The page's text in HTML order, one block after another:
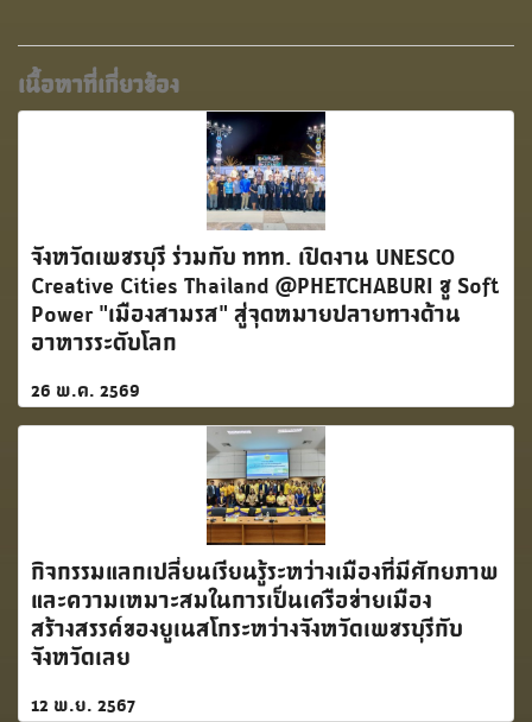
เนื้อหาที่เกี่ยวข้อง
จังหวัดเพชรบุรี ร่วมกับ ททท. เปิดงาน UNESCO
Creative Cities Thailand @PHETCHABURI ชู Soft
Power "เมืองสามรส" สู่จุดหมายปลายทางด้าน
อาหารระดับโลก
26 พ.ค. 2569
กิจกรรมแลกเปลี่ยนเรียนรู้ระหว่างเมืองที่มีศักยภาพ
และความเหมาะสมในการเป็นเครือข่ายเมือง
สร้างสรรค์ของยูเนสโกระหว่างจังหวัดเพชรบุรีกับ
จังหวัดเลย
12 พ.ย. 2567